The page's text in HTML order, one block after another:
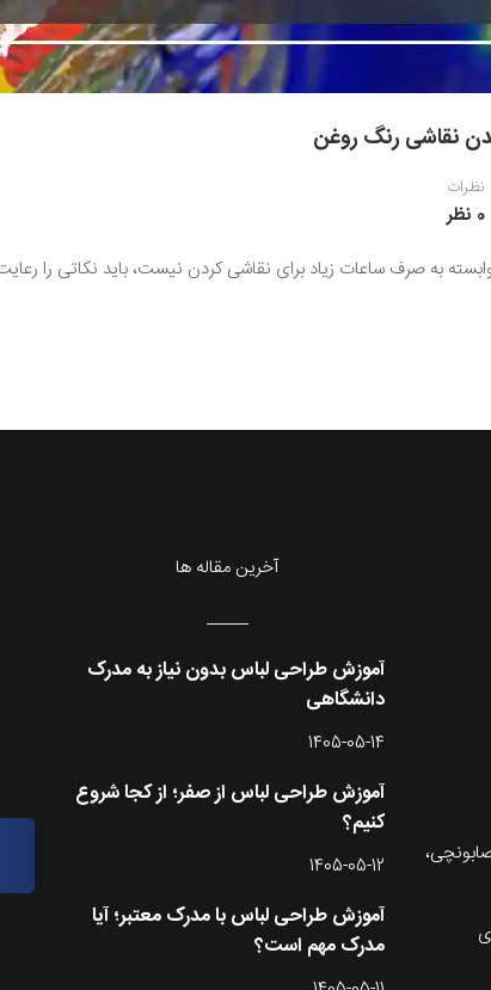
نقاشی رنگ روغن
نظرات
0 نظر
به صرف ساعات زیاد برای نقاشی کردن نیست، باید نکاتی را رعایت
آخرین مقاله ها
آموزش طراحی لباس بدون نیاز به مدرک
دانشگاهی
1405-05-14
آموزش طراحی لباس از صفر؛ از کجا شروع
کنیم؟
1405-05-12
آموزش طراحی لباس با مدرک معتبر؛ آیا
مدرک مهم است؟